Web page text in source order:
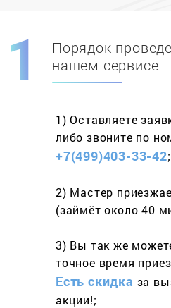
Скидка при первом
составит
Работаем более 10
весь
Порядок
нашем сервисе
1) Оставляете
либо звоните по
+7(499)403-33-42;
2) Мастер
(займёт около 40
3) Вы так же
точное время
Есть скидка за
акции!;